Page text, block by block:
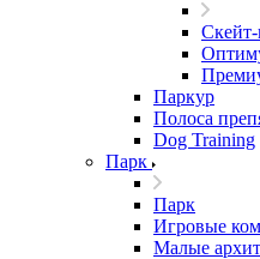
Паркур
Полоса
Dog Training
Парк
Парк
Игровые
Малые